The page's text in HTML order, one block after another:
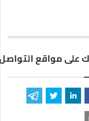
على مواقع